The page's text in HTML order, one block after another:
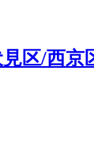
区/西京